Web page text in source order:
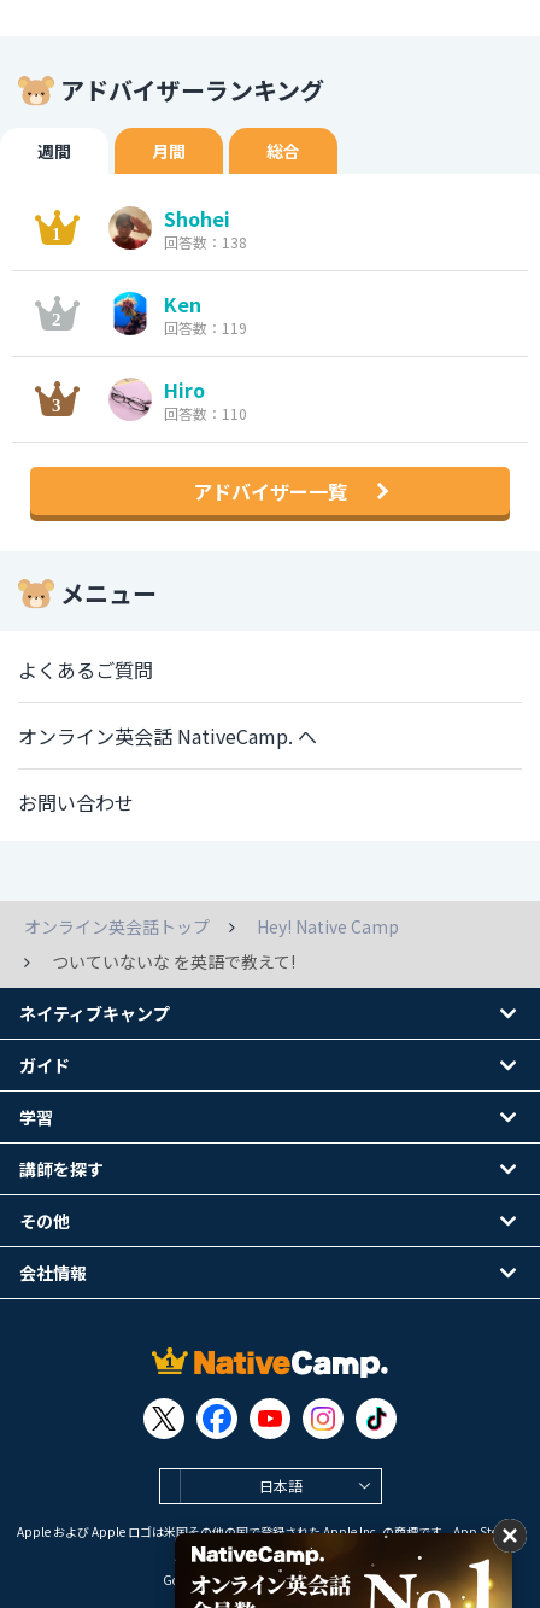
アドバイザーランキング
週間 月間 総合
Shohei
回答数：138
Ken
回答数：119
Hiro
回答数：110
アドバイザー一覧
メニュー
よくあるご質問
オンライン英会話 NativeCamp. へ
お問い合わせ
オンライン英会話トップ
Hey! Native Camp
ついていないな を英語で教えて!
日本語
Apple および Apple ロゴは米国その他の国で登録された Apple Inc. の商標です。App Store は
Apple Inc. のサービスマークです。
Google Play は Google LLC の商標です。
ネイティブキャンプ
ガイド
学習
講師を探す
その他
会社情報